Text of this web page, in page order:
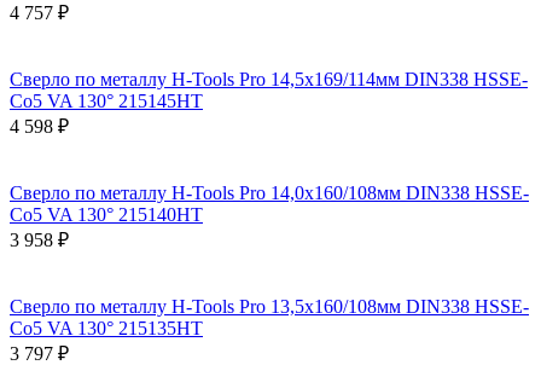
4 757 ₽
Сверло по металлу H-Tools Pro 14,5x169/114мм DIN338 HSSE-
Co5 VA 130° 215145HT
4 598 ₽
Сверло по металлу H-Tools Pro 14,0x160/108мм DIN338 HSSE-
Co5 VA 130° 215140HT
3 958 ₽
Сверло по металлу H-Tools Pro 13,5x160/108мм DIN338 HSSE-
Co5 VA 130° 215135HT
3 797 ₽